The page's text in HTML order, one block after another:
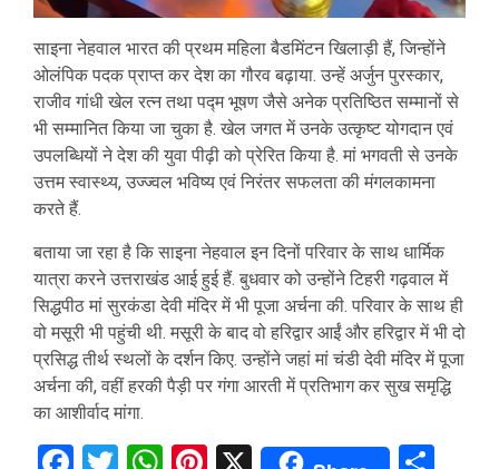
साइना नेहवाल भारत की प्रथम महिला बैडमिंटन खिलाड़ी हैं, जिन्होंने
ओलंपिक पदक प्राप्त कर देश का गौरव बढ़ाया. उन्हें अर्जुन पुरस्कार,
राजीव गांधी खेल रत्न तथा पद्म भूषण जैसे अनेक प्रतिष्ठित सम्मानों से
भी सम्मानित किया जा चुका है. खेल जगत में उनके उत्कृष्ट योगदान एवं
उपलब्धियों ने देश की युवा पीढ़ी को प्रेरित किया है. मां भगवती से उनके
उत्तम स्वास्थ्य, उज्ज्वल भविष्य एवं निरंतर सफलता की मंगलकामना
करते हैं.
बताया जा रहा है कि साइना नेहवाल इन दिनों परिवार के साथ धार्मिक
यात्रा करने उत्तराखंड आई हुई हैं. बुधवार को उन्होंने टिहरी गढ़वाल में
सिद्धपीठ मां सुरकंडा देवी मंदिर में भी पूजा अर्चना की. परिवार के साथ ही
वो मसूरी भी पहुंची थी. मसूरी के बाद वो हरिद्वार आईं और हरिद्वार में भी दो
प्रसिद्ध तीर्थ स्थलों के दर्शन किए. उन्होंने जहां मां चंडी देवी मंदिर में पूजा
अर्चना की, वहीं हरकी पैड़ी पर गंगा आरती में प्रतिभाग कर सुख समृद्धि
का आशीर्वाद मांगा.